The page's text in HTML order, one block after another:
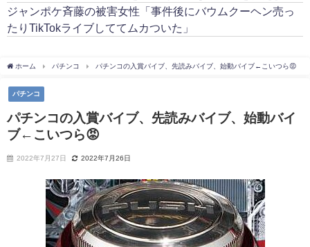
ジャンポケ斉藤の被害女性「事件後にバウムクーヘン売っ
たりTikTokライブしててムカついた」
ホーム パチンコ パチンコの入賞バイブ、先読みバイブ、始動バイブ←こいつら😡
パチンコ
パチンコの入賞バイブ、先読みバイブ、始動バイ
ブ←こいつら😡
2022年7月27日 2022年7月26日